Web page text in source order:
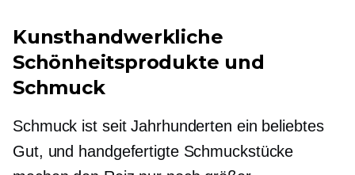
Kunsthandwerkliche
Schönheitsprodukte und
Schmuck
Schmuck ist seit Jahrhunderten ein beliebtes
Gut, und handgefertigte Schmuckstücke